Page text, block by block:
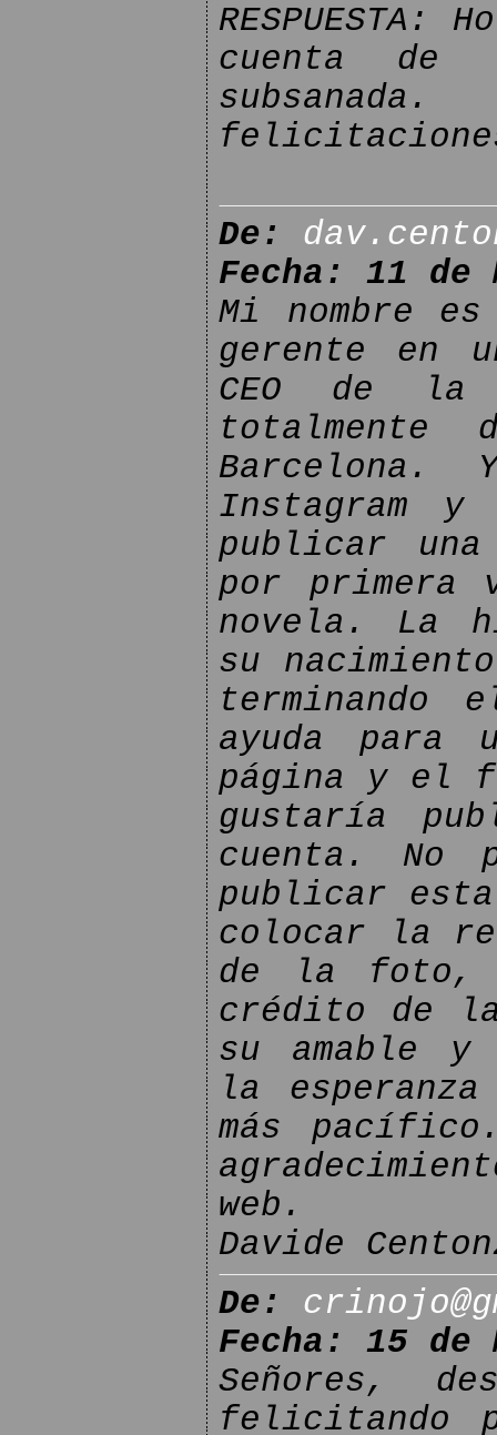
cuenta de
De:
Fecha: 11 de
Mi nombre
gerente en
CEO de la
totalmente
Barcelona.
Instagram y
publicar
por primera
novela. La
su
ayuda para
página y el
gustaría
cuenta. No
publicar
colocar la
de la foto,
crédito de
su amable y
la
más
web.
Davide
De:
Fecha: 15 de
Señores,
felicitando